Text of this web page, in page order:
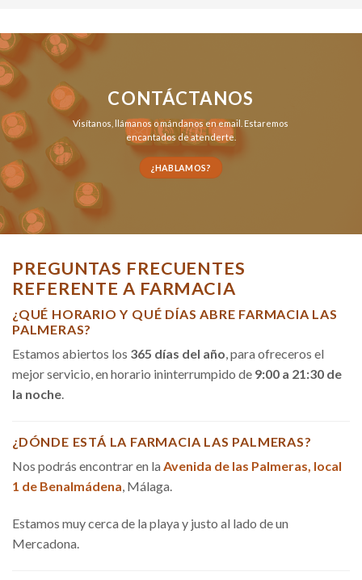
CONTÁCTANOS
Visítanos, llámanosomándanos en email . Estaremos
encantados de atenderte.
¿HABLAMOS?
PREGUNTAS FRECUENTES
REFERENTE A FARMACIA
¿QUÉ HORARIO Y QUÉ DÍAS ABRE FARMACIA LAS
PALMERAS?
Estamos abiertos los 365 días del año, para ofreceros el
mejor servicio, en horario ininterrumpido de 9:00 a 21:30 de
la noche.
¿DÓNDE ESTÁ LA FARMACIA LAS PALMERAS?
Nos podrás encontrar en la Avenida de las Palmeras, local
1 de Benalmádena, Málaga.
Estamos muy cerca de la playa y justo al lado de un
Mercadona.